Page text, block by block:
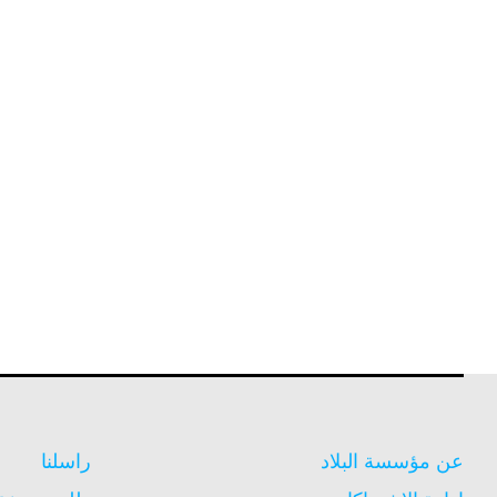
عن مؤسسة البلاد
راسلنا